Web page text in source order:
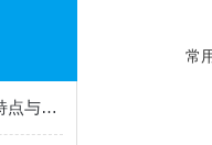
防火液压支柱保护套性能特点与阻燃防护应用
常